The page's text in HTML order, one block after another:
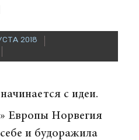
2018
с идеи.
Европы Норвегия
и будоражила